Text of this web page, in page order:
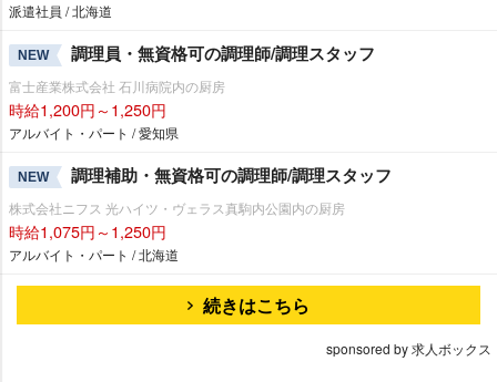
派遣社員 / 北海道
NEW 調理員・無資格可の調理師/調理スタッフ
富士産業株式会社 石川病院内の厨房
時給1,200円～1,250円
アルバイト・パート / 愛知県
NEW 調理補助・無資格可の調理師/調理スタッフ
株式会社ニフス 光ハイツ・ヴェラス真駒内公園内の厨房
時給1,075円～1,250円
アルバイト・パート / 北海道
続きはこちら
sponsored by 求人ボックス